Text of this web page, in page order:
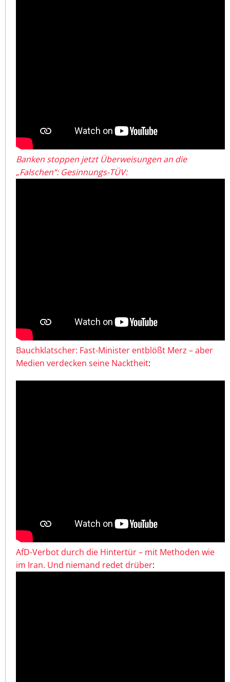
Banken stoppen jetzt Überweisungen an die
„Falschen“: Gesinnungs-TÜV:
Bauchklatscher: Fast-Minister entblößt Merz – aber
Medien verdecken seine Nacktheit:
AfD-Verbot durch die Hintertür – mit Methoden wie
im Iran. Und niemand redet drüber: